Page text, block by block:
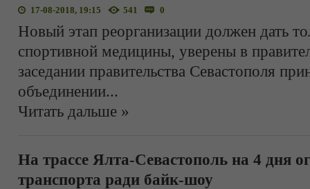
17-08-2018, 19:15 541 0
Новый этап реорганизации должен дать
спортивной медицины, уверены в
заседании правительства Севастополя
объединении...
Читать дальше »
На трассе Ялта-Севастополь на 4 дня
транспорта ради байк-шоу